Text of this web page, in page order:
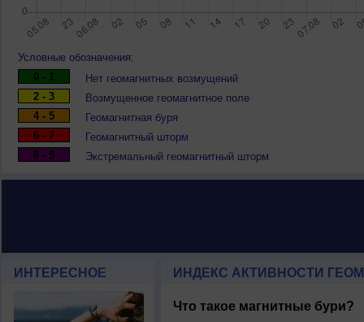
Условные обозначения:
0 - 1
Нет геомагнитных возмущений
2 - 3
Возмущенное геомагнитное поле
4 - 5
Геомагнитная буря
6 - 7
Геомагнитный шторм
8 - 9
Экстремальный геомагнитный шторм
ИНТЕРЕСНОЕ ИНДЕКС АКТИВНОСТИ
Что такое магнитные бури?